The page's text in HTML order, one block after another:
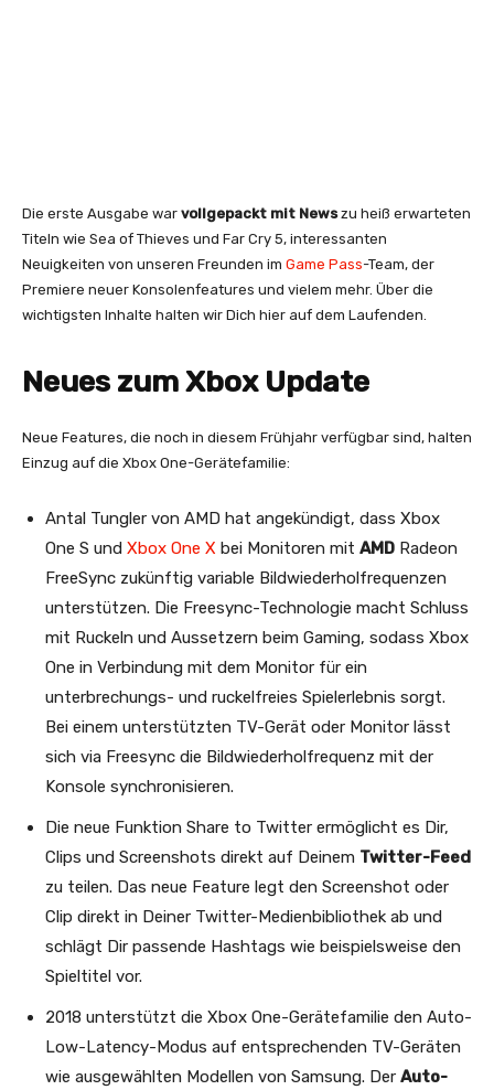
Die erste Ausgabe war vollgepackt mit Newszu heiß erwarteten
Titeln wie Sea of Thieves und Far Cry 5, interessanten
Neuigkeiten von unseren Freunden im Game Pass-Team, der
Premiere neuer Konsolenfeatures und vielem mehr. Über die
wichtigsten Inhalte halten wir Dich hier auf dem Laufenden.
Neues zum Xbox Update
Neue Features, die noch in diesem Frühjahr verfügbar sind, halten
Einzug auf die Xbox One-Gerätefamilie:
Antal Tungler von AMD hat angekündigt, dass Xbox
One S und Xbox One X bei Monitoren mit AMD Radeon
FreeSync zukünftig variable Bildwiederholfrequenzen
unterstützen. Die Freesync-Technologie macht Schluss
mit Ruckeln und Aussetzern beim Gaming, sodass Xbox
One in Verbindung mit dem Monitor für ein
unterbrechungs- und ruckelfreies Spielerlebnis sorgt.
Bei einem unterstützten TV-Gerät oder Monitor lässt
sich via Freesync die Bildwiederholfrequenz mit der
Konsole synchronisieren.
Die neue Funktion Share to Twitter ermöglicht es Dir,
Clips und Screenshots direkt auf Deinem Twitter-Feed
zu teilen. Das neue Feature legt den Screenshot oder
Clip direkt in Deiner Twitter-Medienbibliothek ab und
schlägt Dir passende Hashtags wie beispielsweise den
Spieltitel vor.
2018 unterstützt die Xbox One-Gerätefamilie den Auto-
Low-Latency-Modus auf entsprechenden TV-Geräten
wie ausgewählten Modellen von Samsung. Der Auto-